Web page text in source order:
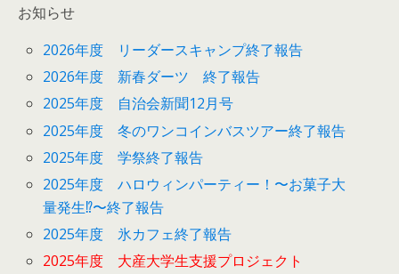
お知らせ
2026年度 リーダースキャンプ終了報告
2026年度 新春ダーツ 終了報告
2025年度 自治会新聞12月号
2025年度 冬のワンコインバスツアー終了報告
2025年度 学祭終了報告
2025年度 ハロウィンパーティー！〜お菓子大
量発生⁉︎〜終了報告
2025年度 氷カフェ終了報告
2025年度 大産大学生支援プロジェクト